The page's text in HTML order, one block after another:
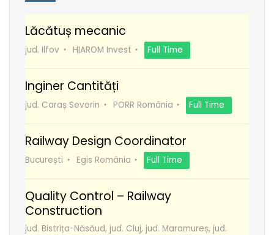
Lăcătuș mecanic
jud. Ilfov HIAROM Invest Full Time
Inginer Cantități
jud. Caraș Severin PORR România Full Time
Railway Design Coordinator
București Egis România Full Time
Quality Control – Railway
Construction
jud. Bistrița-Năsăud, jud. Cluj, jud. Maramureș, jud.